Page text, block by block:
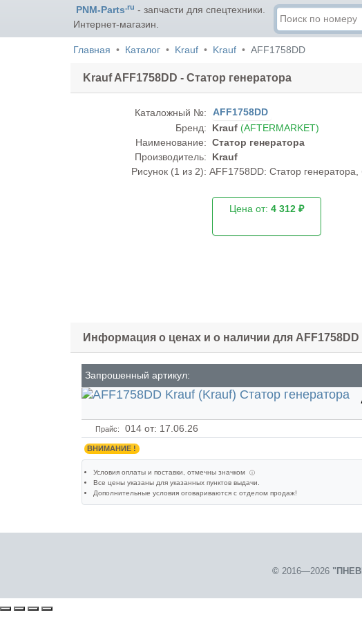
PNM-Parts.ru - запчасти для спецтехники.
Интернет-магазин.
Главная Каталог Krauf Krauf AFF1758DD
Krauf AFF1758DD - Статор генератора
Каталожный №:
AFF1758DD
Бренд:
Krauf (AFTERMARKET)
Наименование: Статор генератора
Производитель:
Krauf
Рисунок (1 из 2): AFF1758DD: Статор
Цена от: 4 312 ₽
Информация о ценах и о наличии для AFF1758DD
Запрошенный артикул:
Прайс: 014 от: 17.06.26
ВНИМАНИЕ !
Условия оплаты и поставки , отмечны значком ⓘ
Все цены указаны для указанных пунктов выдачи
Дополнительные условия оговариваются с отделом продаж!
© 2016—2026